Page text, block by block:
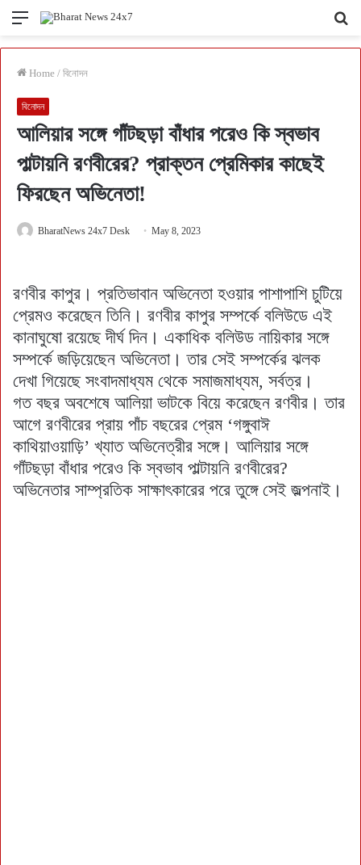
Menu
Home / বিনোদন
বিনোদন
আলিয়ার সঙ্গে গাঁটছড়া বাঁধার পরেও কি স্বভাব
পাল্টায়নি রণবীরের? প্রাক্তন প্রেমিকার কাছেই
ফিরছেন অভিনেতা!
BharatNews 24x7 Desk May 8, 2023
রণবীর কাপুর। প্রতিভাবান অভিনেতা হওয়ার পাশাপাশি চুটিয়ে
প্রেমও করেছেন তিনি। রণবীর কাপুর সম্পর্কে বলিউডে এই
কানাঘুষো রয়েছে দীর্ঘ দিন। একাধিক বলিউড নায়িকার সঙ্গে
সম্পর্কে জড়িয়েছেন অভিনেতা। তার সেই সম্পর্কের ঝলক
দেখা গিয়েছে সংবাদমাধ্যম থেকে সমাজমাধ্যম, সর্বত্র।
গত বছর অবশেষে আলিয়া ভাটকে বিয়ে করেছেন রণবীর। তার
আগে রণবীরের প্রায় পাঁচ বছরের প্রেম ‘গঙ্গুবাঈ
কাথিয়াওয়াড়ি’ খ্যাত অভিনেত্রীর সঙ্গে। আলিয়ার সঙ্গে
গাঁটছড়া বাঁধার পরেও কি স্বভাব পাল্টায়নি রণবীরের?
অভিনেতার সাম্প্রতিক সাক্ষাৎকারের পরে তুঙ্গে সেই জল্পনাই।